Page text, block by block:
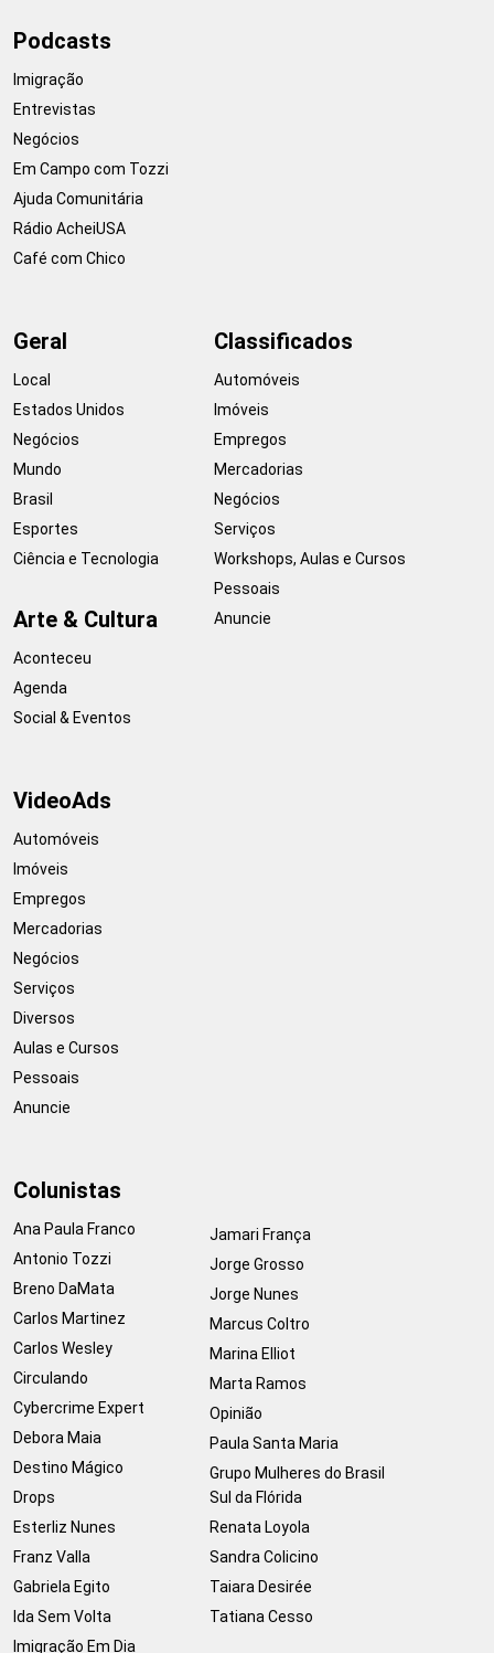
Podcasts
Imigração
Entrevistas
Negócios
Em Campo com Tozzi
Ajuda Comunitária
Rádio AcheiUSA
Café com Chico
Geral
Local
Estados Unidos
Negócios
Mundo
Brasil
Esportes
Ciência e Tecnologia
Arte & Cultura
Aconteceu
Agenda
Social & Eventos
Classificados
Automóveis
Imóveis
Empregos
Mercadorias
Negócios
Serviços
Workshops, Aulas e Cursos
Pessoais
Anuncie
VideoAds
Automóveis
Imóveis
Empregos
Mercadorias
Negócios
Serviços
Diversos
Aulas e Cursos
Pessoais
Anuncie
Colunistas
Ana Paula Franco
Antonio Tozzi
Breno DaMata
Carlos Martinez
Carlos Wesley
Circulando
Cybercrime Expert
Debora Maia
Destino Mágico
Drops
Esterliz Nunes
Franz Valla
Gabriela Egito
Ida Sem Volta
Imigração Em Dia
Jamari França
Jorge Grosso
Jorge Nunes
Marcus Coltro
Marina Elliot
Marta Ramos
Opinião
Paula Santa Maria
Grupo Mulheres do Brasil
Sul da Flórida
Renata Loyola
Sandra Colicino
Taiara Desirée
Tatiana Cesso